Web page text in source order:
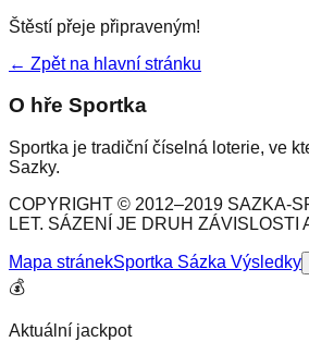
Štěstí přeje připraveným!
← Zpět na hlavní stránku
O hře Sportka
Sportka je tradiční číselná loterie, ve
Sazky.
COPYRIGHT © 2012–2019 SAZKA-
LET. SÁZENÍ JE DRUH
Mapa stránekSportka Sázka Výsledky
💰
Aktuální jackpot